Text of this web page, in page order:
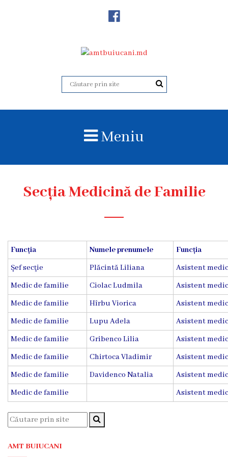
Acreditare
administrativă
Subdiviziuni
Secția
Medicină
de
Familie
1
Secția
Medicină
de
Familie
2
Centrul
Femeii
Buiucani
Meniu
Secția Medicină de Familie
Funcția Numele prenumele
Funcția
Şef secţie
Plăcintă Liliana
Asistent
Medic de familie
Ciolac Ludmila
Asistent
Medic de familie
Hîrbu Viorica
Asistent
Medic de familie
Lupu Adela
Asistent
Medic de familie
Gribenco Lilia
Asistent
Medic de familie
Chirtoca Vladimir
Asistent
Medic de familie
Davidenco Natalia
Asistent
Medic de familie
Asistent
AMT BUIUCANI